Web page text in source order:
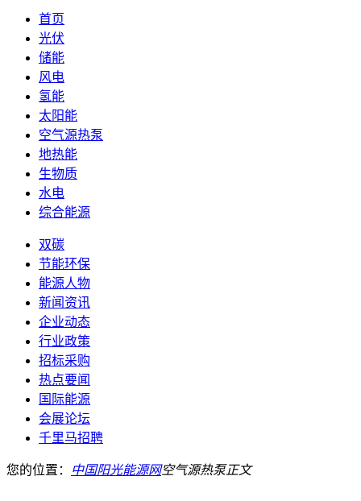
首页
光伏
储能
风电
氢能
太阳能
空气源热泵
地热能
生物质
水电
综合能源
双碳
节能环保
能源人物
新闻资讯
企业动态
行业政策
招标采购
热点要闻
国际能源
会展论坛
千里马招聘
您的位置： 中国阳光能源网空气源热泵正文